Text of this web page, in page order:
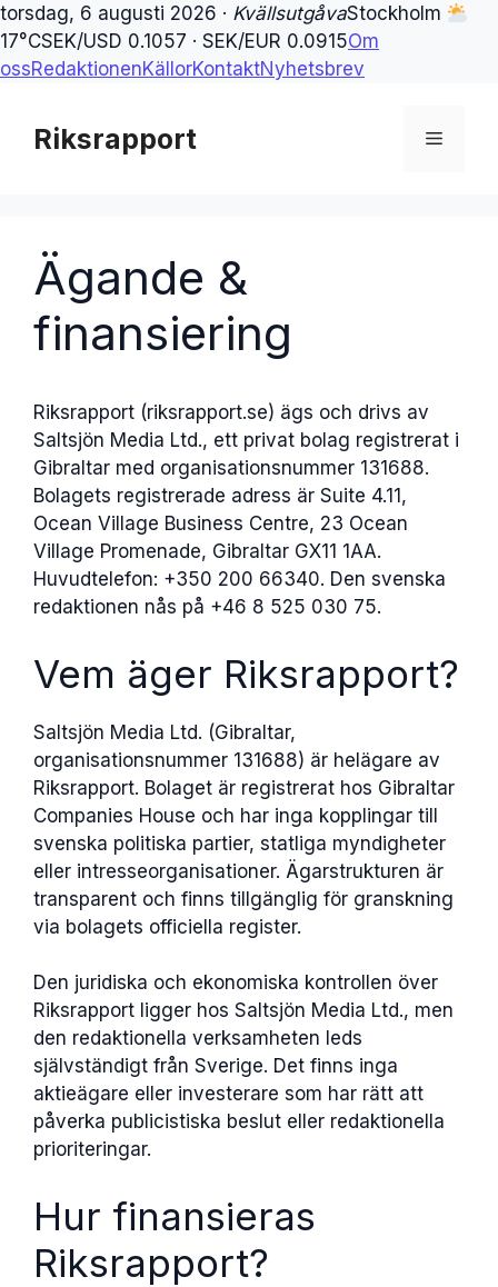
torsdag, 6 augusti 2026 · KvällsutgåvaStockholm
17°CSEK/USD 0.1057 · SEK/EUR 0.0915Om
ossRedaktionenKällorKontaktNyhetsbrev
innehållRiksrapport Meny
Ägande &
finansiering
Riksrapport (riksrapport.se) ägs och drivs av
Saltsjön Media Ltd., ett privat bolag registrerat i
Gibraltar med organisationsnummer 131688.
Bolagets registrerade adress är Suite 4.11,
Ocean Village Business Centre, 23 Ocean
Village Promenade, Gibraltar GX11 1AA.
Huvudtelefon: +350 200 66340. Den svenska
redaktionen nås på +46 8 525 030 75.
Vem äger Riksrapport?
Saltsjön Media Ltd. (Gibraltar,
organisationsnummer 131688) är helägare av
Riksrapport. Bolaget är registrerat hos Gibraltar
Companies House och har inga kopplingar till
svenska politiska partier, statliga myndigheter
eller intresseorganisationer. Ägarstrukturen är
transparent och finns tillgänglig för granskning
via bolagets officiella register.
Den juridiska och ekonomiska kontrollen över
Riksrapport ligger hos Saltsjön Media Ltd., men
den redaktionella verksamheten leds
självständigt från Sverige. Det finns inga
aktieägare eller investerare som har rätt att
påverka publicistiska beslut eller redaktionella
prioriteringar.
Hur finansieras
Riksrapport?